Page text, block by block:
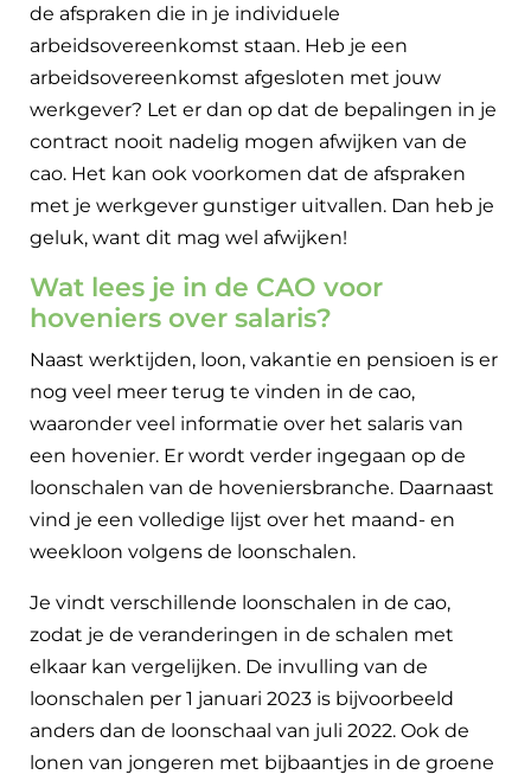
de afspraken die in je individuele
arbeidsovereenkomst staan. Heb je een
arbeidsovereenkomst afgesloten met jouw
werkgever? Let er dan op dat de bepalingen in je
contract nooit nadelig mogen afwijken van de
cao. Het kan ook voorkomen dat de afspraken
met je werkgever gunstiger uitvallen. Dan heb je
geluk, want dit mag wel afwijken!
Wat lees je in de CAO voor
hoveniers over salaris?
Naast werktijden, loon, vakantie en pensioen is er
nog veel meer terug te vinden in de cao,
waaronder veel informatie over het salaris van
een hovenier. Er wordt verder ingegaan op de
loonschalen van de hoveniersbranche. Daarnaast
vind je een volledige lijst over het maand- en
weekloon volgens de loonschalen.
Je vindt verschillende loonschalen in de cao,
zodat je de veranderingen in de schalen met
elkaar kan vergelijken. De invulling van de
loonschalen per 1 januari 2023 is bijvoorbeeld
anders dan de loonschaal van juli 2022. Ook de
lonen van jongeren met bijbaantjes in de groene